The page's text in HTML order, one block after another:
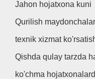
Jahon hojatxona kuni
Qurilish
texnik xizmat
Qishda qulay tarzda
ko'chma